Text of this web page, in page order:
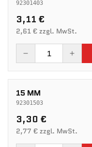
92301403
3,11 €
2,61 € zzgl. MwSt.
15 MM
92301503
3,30 €
2,77 € zzgl. MwSt.